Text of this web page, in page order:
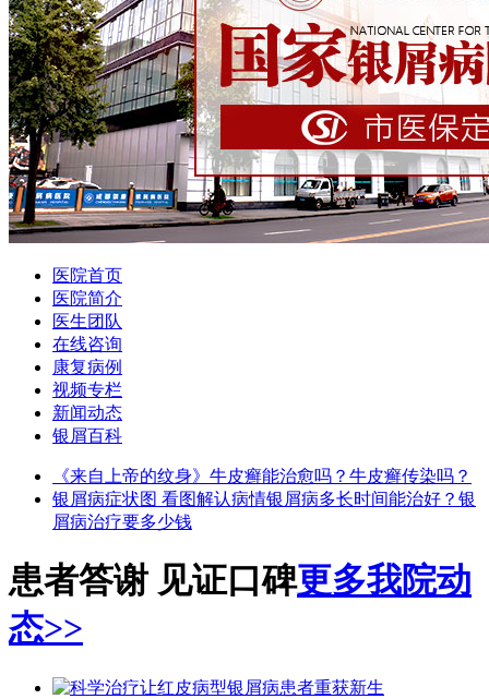
医院首页
医院简介
医生团队
在线咨询
康复病例
视频专栏
新闻动态
银屑百科
《来自上帝的纹身》 牛皮癣能治愈吗？ 牛皮癣传染吗？
银屑病症状图 看图解认病情银屑病多长时间能治好？ 银
屑病治疗要多少钱
患者答谢 见证口碑更多我院动
态>>